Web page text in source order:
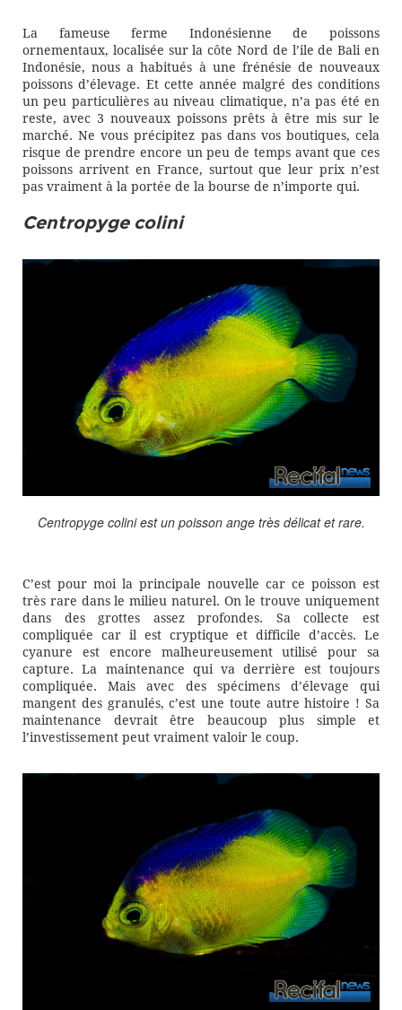
La fameuse ferme Indonésienne de poissons
ornementaux, localisée sur la côte Nord de l’ile de Bali en
Indonésie, nous a habitués à une frénésie de nouveaux
poissons d’élevage. Et cette année malgré des conditions
un peu particulières au niveau climatique, n’a pas été en
reste, avec 3 nouveaux poissons prêts à être mis sur le
marché. Ne vous précipitez pas dans vos boutiques, cela
risque de prendre encore un peu de temps avant que ces
poissons arrivent en France, surtout que leur prix n’est
pas vraiment à la portée de la bourse de n’importe qui.
Centropyge colini
Centropyge colini est un poisson ange très délicat et rare.
C’est pour moi la principale nouvelle car ce poisson est
très rare dans le milieu naturel. On le trouve uniquement
dans des grottes assez profondes. Sa collecte est
compliquée car il est cryptique et difficile d’accès. Le
cyanure est encore malheureusement utilisé pour sa
capture. La maintenance qui va derrière est toujours
compliquée. Mais avec des spécimens d’élevage qui
mangent des granulés, c’est une toute autre histoire ! Sa
maintenance devrait être beaucoup plus simple et
l’investissement peut vraiment valoir le coup.